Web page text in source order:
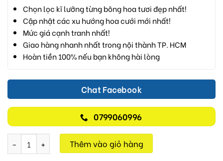
Chọn lọc kĩ lưỡng từng bông hoa tươi đẹp nhất!
Cập nhật các xu hướng hoa cưới mới nhất!
Mức giá cạnh tranh nhất!
Giao hàng nhanh nhất trong nội thành TP. HCM
Hoàn tiền 100% nếu bạn không hài lòng
Chat Facebook
0799060996
Khúc Cầu Nguyện Cuối M91 số lượng
Thêm vào giỏ hàng